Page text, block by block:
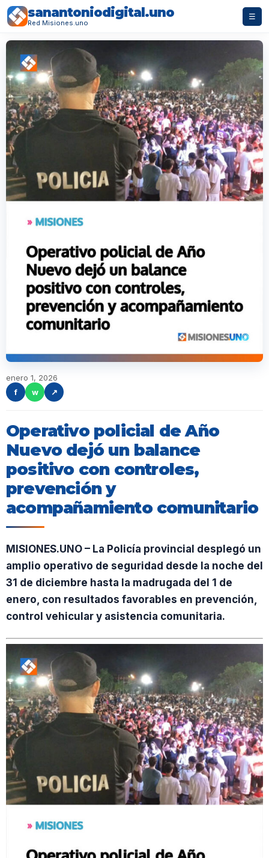
sanantoniodigital.uno
Red Misiones.uno
☰
enero 1, 2026
f
w ↗
Operativo policial de Año
Nuevo dejó un balance
positivo con controles,
prevención y
acompañamiento comunitario
MISIONES.UNO – La Policía provincial desplegó un
amplio operativo de seguridad desde la noche del
31 de diciembre hasta la madrugada del 1 de
enero, con resultados favorables en prevención,
control vehicular y asistencia comunitaria.